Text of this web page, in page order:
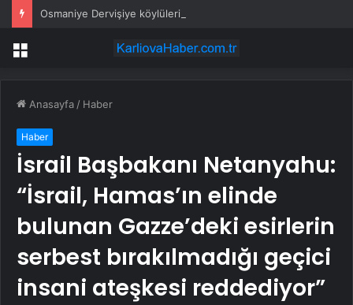
Menü
Anasayfa / Haber
Haber
İsrail Başbakanı Netanyahu:
“İsrail, Hamas’ın elinde
bulunan Gazze’deki esirlerin
serbest bırakılmadığı geçici
insani ateşkesi reddediyor”